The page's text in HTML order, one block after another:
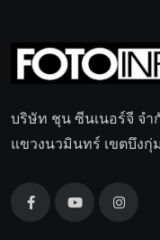
บริษัท ชุน ซีนเนอร์จี จำ
แขวงนวมินทร์ เขตบึงกุ่